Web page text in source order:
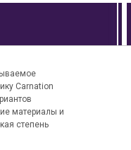
Carnation
материалы и
степень